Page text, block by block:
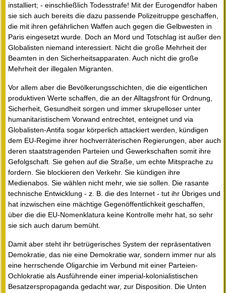
installiert; - einschließlich Todesstrafe! Mit der Eurogendfor haben
sie sich auch bereits die dazu passende Polizeitruppe geschaffen,
die mit ihren gefährlichen Waffen auch gegen die Gelbwesten in
Paris eingesetzt wurde. Doch an Mord und Totschlag ist außer den
Globalisten niemand interessiert. Nicht die große Mehrheit der
Beamten in den Sicherheitsapparaten. Auch nicht die große
Mehrheit der illegalen Migranten.
Vor allem aber die Bevölkerungsschichten, die die eigentlichen
produktiven Werte schaffen, die an der Alltagsfront für Ordnung,
Sicherheit, Gesundheit sorgen und immer skrupelloser unter
humanitaristischem Vorwand entrechtet, enteignet und via
Globalisten-Antifa sogar körperlich attackiert werden, kündigen
dem EU-Regime ihrer hochverräterischen Regierungen, aber auch
deren staatstragenden Parteien und Gewerkschaften somit ihre
Gefolgschaft. Sie gehen auf die Straße, um echte Mitsprache zu
fordern. Sie blockieren den Verkehr. Sie kündigen ihre
Medienabos. Sie wählen nicht mehr, wie sie sollen. Die rasante
technische Entwicklung - z. B. die des Internet - tut ihr Übriges und
hat inzwischen eine mächtige Gegenöffentlichkeit geschaffen,
über die die EU-Nomenklatura keine Kontrolle mehr hat, so sehr
sie sich auch darum bemüht.
Damit aber steht ihr betrügerisches System der repräsentativen
Demokratie, das nie eine Demokratie war, sondern immer nur als
eine herrschende Oligarchie im Verbund mit einer Parteien-
Ochlokratie als Ausführende einer imperial-kolonialistischen
Besatzerspropaganda gedacht war, zur Disposition. Die Unten